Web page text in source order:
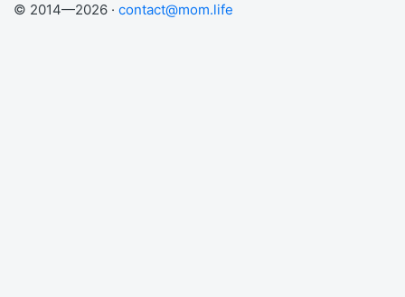
© 2014—2026 · contact@mom.life